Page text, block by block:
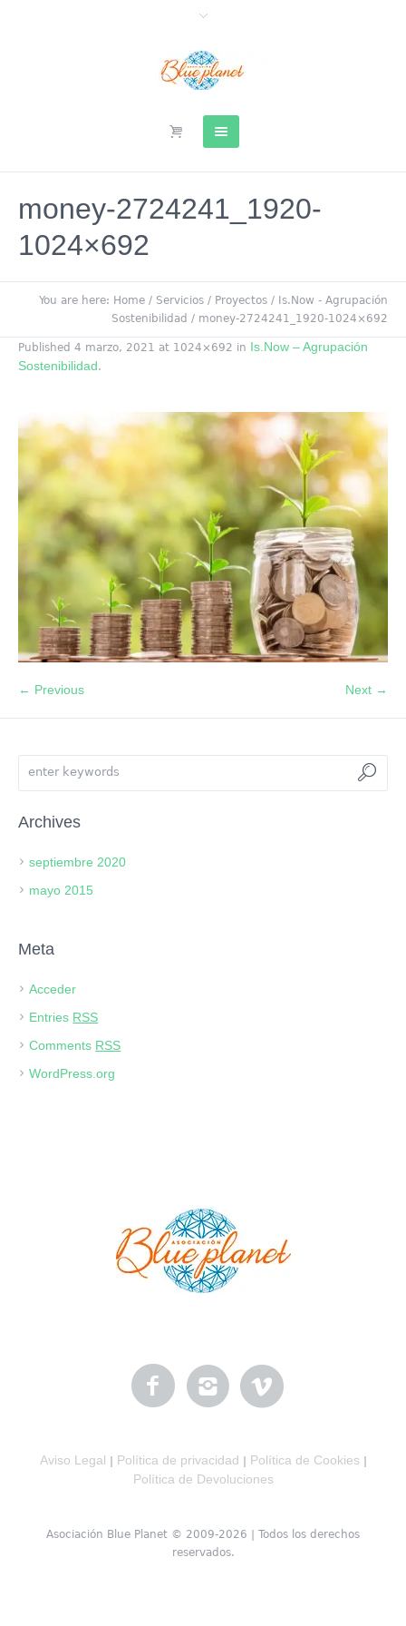
money-2724241_1920-
1024×692
You are here: Home / Servicios / Proyectos / Is.Now - Agrupación
Sostenibilidad / money-2724241_1920-1024×692
Published 4 marzo, 2021 at 1024×692 in Is.Now – Agrupación
Sostenibilidad.
← Previous Next →
Archives
septiembre 2020
mayo 2015
Meta
Acceder
Entries RSS
Comments RSS
WordPress.org
Aviso Legal Política de privacidad Política de Cookies
Política de Devoluciones
Asociación Blue Planet © 2009-2026 | Todos los derechos
reservados.